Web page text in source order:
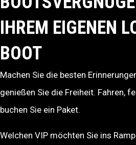
IHREM EIGENEN
BOOT
Machen Sie die besten
genießen Sie die Freiheit. Fahren,
buchen Sie ein Paket.
Welchen VIP möchten Sie ins